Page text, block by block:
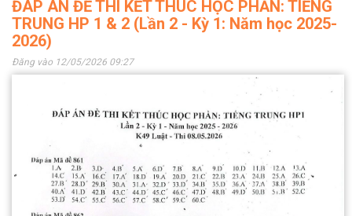
ĐÁP ÁN ĐỀ THI KẾT THÚC HỌC PHẦN: TIẾNG
TRUNG HP 1 & 2 (Lần 2 - Kỳ 1: Năm học 2025-
2026)
Đăng vào 12/05/2026 09:27